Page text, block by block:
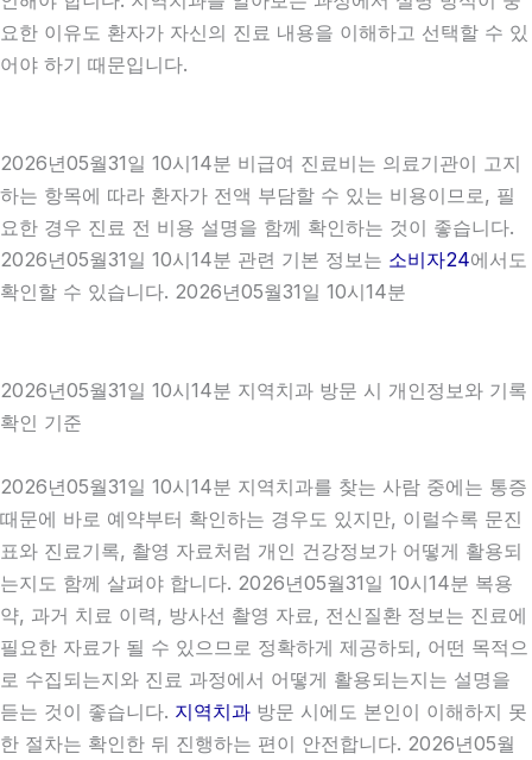
요한 이유도 환자가 자신의 진료 내용을 이해하고 선택할 수 있
어야 하기 때문입니다.
2026년05월31일 10시14분 비급여 진료비는 의료기관이 고지
하는 항목에 따라 환자가 전액 부담할 수 있는 비용이므로, 필
요한 경우 진료 전 비용 설명을 함께 확인하는 것이 좋습니다.
2026년05월31일 10시14분 관련 기본 정보는 소비자24에서도
확인할 수 있습니다. 2026년05월31일 10시14분
2026년05월31일 10시14분 지역치과 방문 시 개인정보와 기록
확인 기준
2026년05월31일 10시14분 지역치과를 찾는 사람 중에는 통증
때문에 바로 예약부터 확인하는 경우도 있지만, 이럴수록 문진
표와 진료기록, 촬영 자료처럼 개인 건강정보가 어떻게 활용되
는지도 함께 살펴야 합니다. 2026년05월31일 10시14분 복용
약, 과거 치료 이력, 방사선 촬영 자료, 전신질환 정보는 진료에
필요한 자료가 될 수 있으므로 정확하게 제공하되, 어떤 목적으
로 수집되는지와 진료 과정에서 어떻게 활용되는지는 설명을
듣는 것이 좋습니다. 지역치과 방문 시에도 본인이 이해하지 못
한 절차는 확인한 뒤 진행하는 편이 안전합니다. 2026년05월